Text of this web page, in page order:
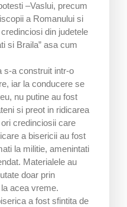
–Vaslui, precum
a Romanului si
din judetele
si Braila” asa cum
s-a construit intr-o
iar la conducere se
nu putine au fost
si preot in ridicarea
credinciosii care
a bisericii au fost
la militie, amenintati
Materialele au
doar prin
acea vreme.
a fost sfintita de